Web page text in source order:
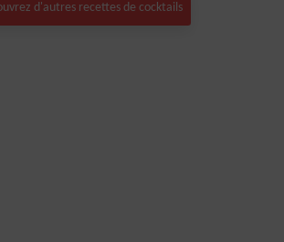
d'autres recettes de cocktails